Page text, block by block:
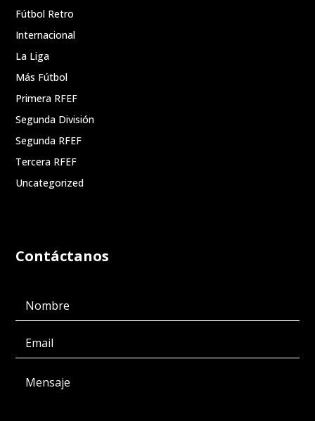
Fútbol Retro
Internacional
La Liga
Más Fútbol
Primera RFEF
Segunda División
Segunda RFEF
Tercera RFEF
Uncategorized
Contáctanos